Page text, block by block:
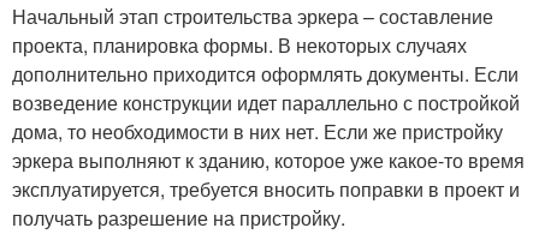
Начальный этап строительства эркера – составление
проекта, планировка формы. В некоторых случаях
дополнительно приходится оформлять документы. Если
возведение конструкции идет параллельно с постройкой
дома, то необходимости в них нет. Если же пристройку
эркера выполняют к зданию, которое уже какое-то время
эксплуатируется, требуется вносить поправки в проект и
получать разрешение на пристройку.